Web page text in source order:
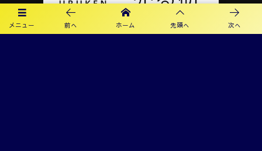
メニュー 前へ ホーム 先頭へ 次へ